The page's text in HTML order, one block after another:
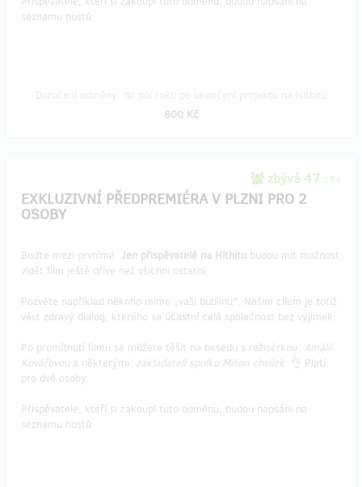
seznamu hostů.
800 Kč
zbývá 47 z 54
EXKLUZIVNÍ PŘEDPREMIÉRA V PLZNI PRO 2
OSOBY
Buďte mezi prvními! Jen přispěvatelé na Hithitu budou mít možnost
vidět film ještě dříve než všichni ostatní.
Pozvěte například někoho mimo „vaši bublinu“. Našim cílem je totiž
vést zdravý dialog, kterého se účastní celá společnost bez výjimek.
Po promítnutí filmu se můžete těšit na besedu s režisérkou Amálií
Kovářovou a některými zakladateli spolku Milion chvilek. 👌 Platí
pro dvě osoby.
Přispěvatele, kteří si zakoupí tuto odměnu, budou napsáni na
seznamu hostů.